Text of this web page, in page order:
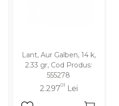
Lant, Aur Galben, 14 k,
2.33 gr, Cod Produs:
555278
2.29701 Lei